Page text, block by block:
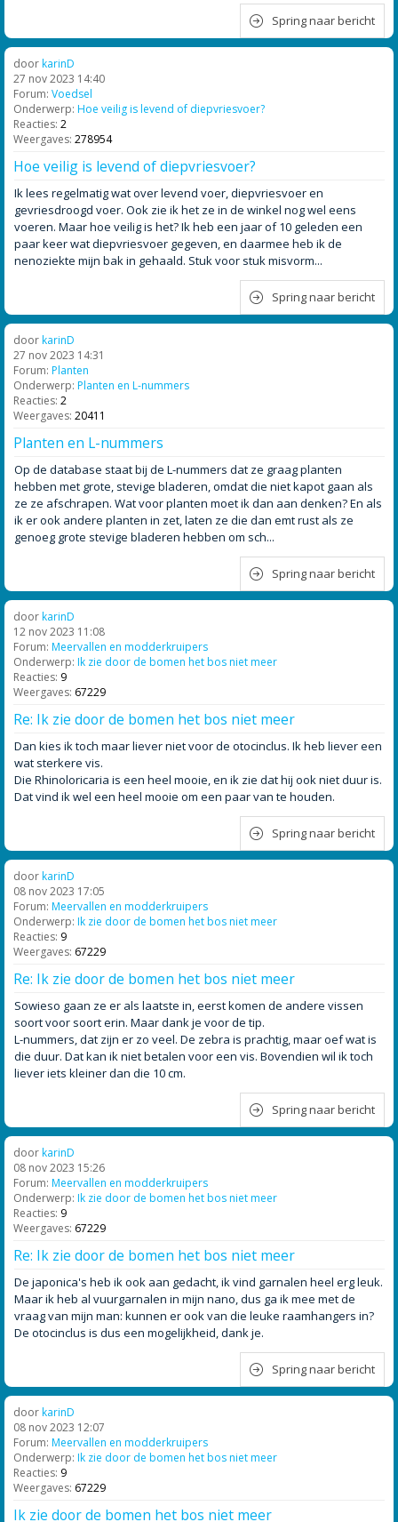
Spring naar bericht
doorkarinD
27 nov 2023 14:40
Forum: Voedsel
Onderwerp: Hoe veilig is levend of diepvriesvoer?
Reacties: 2
Weergaves: 278954
Hoe veilig is levend of diepvriesvoer?
Ik lees regelmatig wat over levend voer, diepvriesvoer en
gevriesdroogd voer. Ook zie ik het ze in de winkel nog wel eens
voeren. Maar hoe veilig is het? Ik heb een jaar of 10 geleden een
paar keer wat diepvriesvoer gegeven, en daarmee heb ik de
nenoziekte mijn bak in gehaald. Stuk voor stuk misvorm...
Spring naar bericht
doorkarinD
27 nov 2023 14:31
Forum: Planten
Onderwerp: Planten en L-nummers
Reacties: 2
Weergaves: 20411
Planten en L-nummers
Op de database staat bij de L-nummers dat ze graag planten
hebben met grote, stevige bladeren, omdat die niet kapot gaan als
ze ze afschrapen. Wat voor planten moet ik dan aan denken? En als
ik er ook andere planten in zet, laten ze die dan emt rust als ze
genoeg grote stevige bladeren hebben om sch...
Spring naar bericht
doorkarinD
12 nov 2023 11:08
Forum: Meervallen en modderkruipers
Onderwerp: Ik zie door de bomen het bos niet meer
Reacties: 9
Weergaves: 67229
Re: Ik zie door de bomen het bos niet meer
Dan kies ik toch maar liever niet voor de otocinclus. Ik heb liever een
wat sterkere vis.
Die Rhinoloricaria is een heel mooie, en ik zie dat hij ook niet duur is.
Dat vind ik wel een heel mooie om een paar van te houden.
Spring naar bericht
doorkarinD
08 nov 2023 17:05
Forum: Meervallen en modderkruipers
Onderwerp: Ik zie door de bomen het bos niet meer
Reacties: 9
Weergaves: 67229
Re: Ik zie door de bomen het bos niet meer
Sowieso gaan ze er als laatste in, eerst komen de andere vissen
soort voor soort erin. Maar dank je voor de tip.
L-nummers, dat zijn er zo veel. De zebra is prachtig, maar oef wat is
die duur. Dat kan ik niet betalen voor een vis. Bovendien wil ik toch
liever iets kleiner dan die 10 cm.
Spring naar bericht
doorkarinD
08 nov 2023 15:26
Forum: Meervallen en modderkruipers
Onderwerp: Ik zie door de bomen het bos niet meer
Reacties: 9
Weergaves: 67229
Re: Ik zie door de bomen het bos niet meer
De japonica's heb ik ook aan gedacht, ik vind garnalen heel erg leuk.
Maar ik heb al vuurgarnalen in mijn nano, dus ga ik mee met de
vraag van mijn man: kunnen er ook van die leuke raamhangers in?
De otocinclus is dus een mogelijkheid, dank je.
Spring naar bericht
doorkarinD
08 nov 2023 12:07
Forum: Meervallen en modderkruipers
Onderwerp: Ik zie door de bomen het bos niet meer
Reacties: 9
Weergaves: 67229
Ik zie door de bomen het bos niet meer